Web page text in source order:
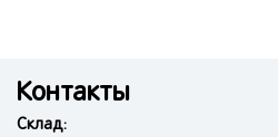
Контакты
Склад: